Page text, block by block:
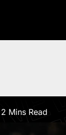
2 Mins Read